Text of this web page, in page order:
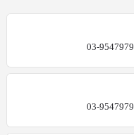
03-9547979
03-9547979